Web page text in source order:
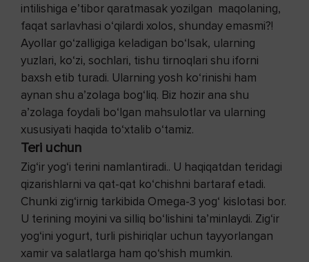
intilishiga e’tibor qaratmasak yozilgan maqolaning,
faqat sarlavhasi o‘qilardi xolos, shunday emasmi?!
Ayollar go‘zalligiga keladigan bo‘lsak, ularning
yuzlari, ko‘zi, sochlari, tishu tirnoqlari shu iforni
baxsh etib turadi. Ularning yosh ko‘rinishi ham
aynan shu a’zolaga bog‘liq. Biz hozir ana shu
a’zolaga foydali bo‘lgan mahsulotlar va ularning
xususiyati haqida to‘xtalib o‘tamiz.
Teri uchun
Zig‘ir yog‘i terini namlantiradi.. U haqiqatdan teridagi
qizarishlarni va qat-qat ko‘chishni bartaraf etadi.
Chunki zig‘irnig tarkibida Omega-3 yog‘ kislotasi bor.
U terining moyini va silliq bo‘lishini ta’minlaydi. Zig‘ir
yog‘ini yogurt, turli pishiriqlar uchun tayyorlangan
xamir va salatlarga ham qo‘shish mumkin.